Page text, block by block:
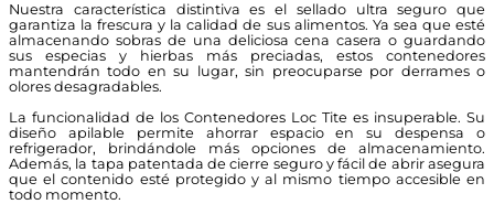
Nuestra característica distintiva es el sellado ultra seguro que
garantiza la frescura y la calidad de sus alimentos. Ya sea que esté
almacenando sobras de una deliciosa cena casera o guardando
sus especias y hierbas más preciadas, estos contenedores
mantendrán todo en su lugar, sin preocuparse por derrames o
olores desagradables.
La funcionalidad de los Contenedores Loc Tite es insuperable. Su
diseño apilable permite ahorrar espacio en su despensa o
refrigerador, brindándole más opciones de almacenamiento.
Además, la tapa patentada de cierre seguro y fácil de abrir asegura
que el contenido esté protegido y al mismo tiempo accesible en
todo momento.